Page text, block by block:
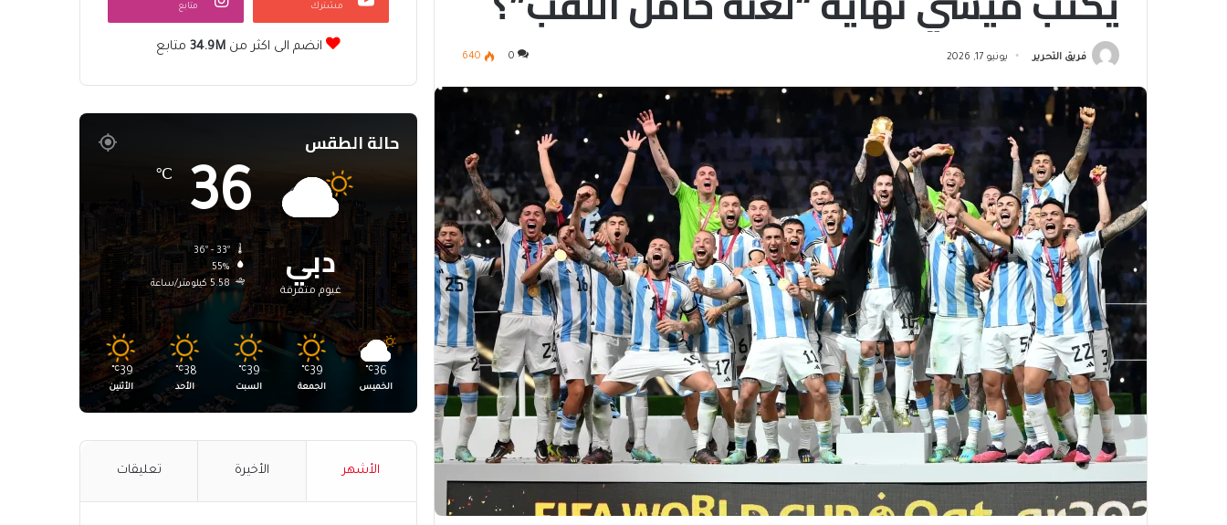
فريق التحرير يونيو 17, 2026 0
640
مشترك متابع
انضم الى اكثر من34.9M متابع
حالة الطقس
دبي
غيوم متفرقة
36
℃
55%
5.58 كيلومتر/ساعة
36
℃
الخميس
39
℃
الجمعة
39
℃
السبت
38
℃
الأحد
39
℃
الأثنين
الأشهر الأخيرة تعليقات